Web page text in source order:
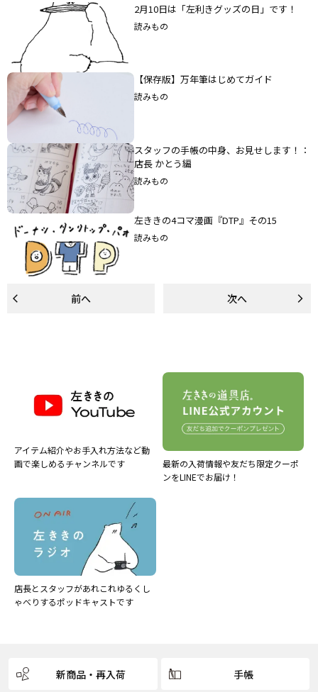
2月10日は「左利きグッズの日」です！
読みもの
【保存版】万年筆はじめてガイド
読みもの
スタッフの手帳の中身、お見せします！：
店長 かとう編
読みもの
左ききの4コマ漫画『DTP』その15
読みもの
前へprevious set of pages next set of
次へ
アイテム紹介やお手入れ方法など動
画で楽しめるチャンネルです
最新の入荷情報や友だち限定クーポ
ンをLINEでお届け！
店長とスタッフがあれこれゆるくし
ゃべりするポッドキャストです
新商品・再入荷 手帳